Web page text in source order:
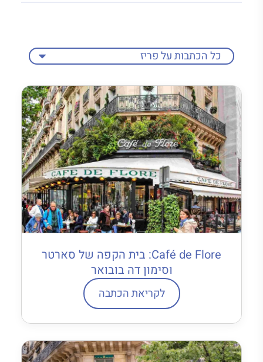
Café de Flore: בית הקפה של סארטר
וסימון דה בובואר
לקריאת הכתבה